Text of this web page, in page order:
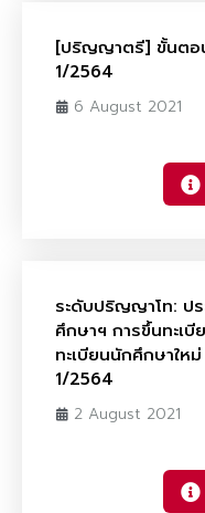
[ปริญญาตรี] ขั้นตอ
1/2564
6 August 2021
ระดับปริญญาโท: ปร
ศึกษาฯ การขึ้นทะเ
ทะเบียนนักศึกษาให
1/2564
2 August 2021